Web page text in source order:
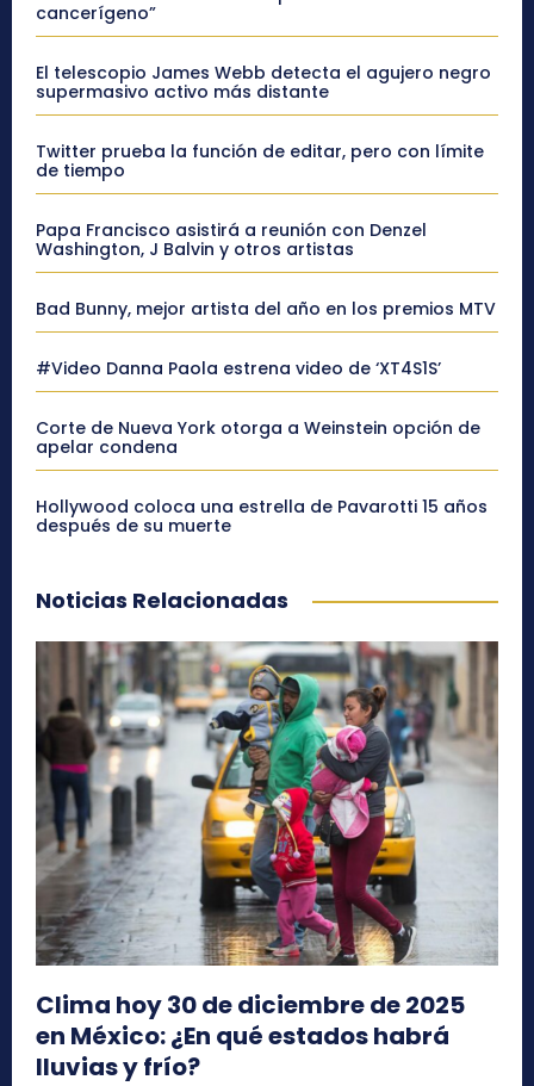
cancerígeno”
El telescopio James Webb detecta el agujero negro
supermasivo activo más distante
Twitter prueba la función de editar, pero con límite
de tiempo
Papa Francisco asistirá a reunión con Denzel
Washington, J Balvin y otros artistas
Bad Bunny, mejor artista del año en los premios MTV
#Video Danna Paola estrena video de ‘XT4S1S’
Corte de Nueva York otorga a Weinstein opción de
apelar condena
Hollywood coloca una estrella de Pavarotti 15 años
después de su muerte
Noticias Relacionadas
Clima hoy 30 de diciembre de 2025
en México: ¿En qué estados habrá
lluvias y frío?